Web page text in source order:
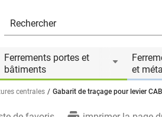
Ferrements portes et
bâtiments
et
centrales Gabarit de traçage pour levier
de